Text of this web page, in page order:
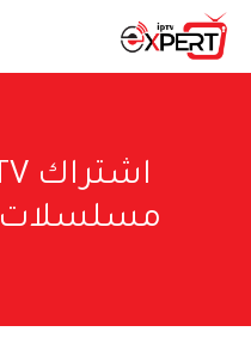
مسلسلات